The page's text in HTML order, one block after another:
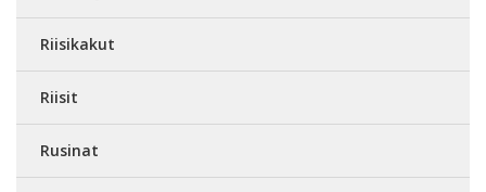
Riisikakut
Riisit
Rusinat